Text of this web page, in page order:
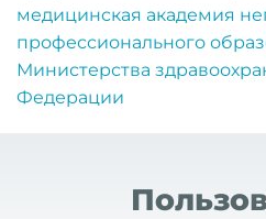
медицинская академия
профессионального
Министерства
Федерации